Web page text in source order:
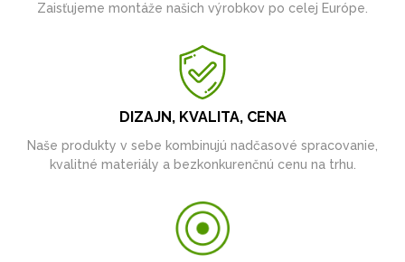
Zaisťujeme montáže našich výrobkov po celej Európe.
DIZAJN, KVALITA, CENA
Naše produkty v sebe kombinujú nadčasové spracovanie,
kvalitné materiály a bezkonkurenčnú cenu na trhu.